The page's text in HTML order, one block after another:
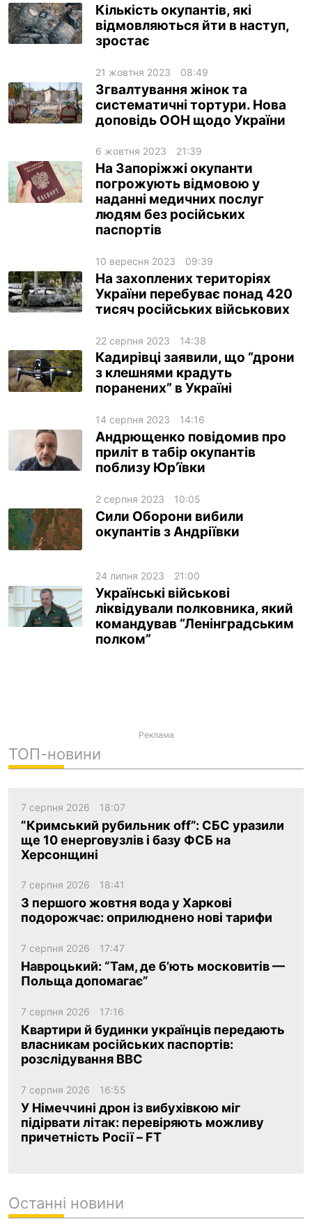
Кількість окупантів, які
відмовляються йти в наступ,
зростає
21 жовтня 2023 08:49
Згвалтування жінок та
систематичні тортури. Нова
доповідь ООН щодо України
6 жовтня 2023 21:39
На Запоріжжі окупанти
погрожують відмовою у
наданні медичних послуг
людям без російських
паспортів
10 вересня 2023 09:39
На захоплених територіях
України перебуває понад 420
тисяч російських військових
22 серпня 2023 14:38
Кадирівці заявили, що “дрони
з клешнями крадуть
поранених” в Україні
14 серпня 2023 14:16
Андрющенко повідомив про
приліт в табір окупантів
поблизу Юр’ївки
2 серпня 2023 10:05
Сили Оборони вибили
окупантів з Андріївки
24 липня 2023 21:00
Українські військові
ліквідували полковника, який
командував “Ленінградським
полком”
Реклама
ТОП-новини
7 серпня 2026 18:07
”Кримський рубильник off”: СБС уразили
ще 10 енерговузлів і базу ФСБ на
Херсонщині
7 серпня 2026 18:41
З першого жовтня вода у Харкові
подорожчає: оприлюднено нові тарифи
7 серпня 2026 17:47
Навроцький: “Там, де б’ють московитів —
Польща допомагає”
7 серпня 2026 17:16
Квартири й будинки українців передають
власникам російських паспортів:
розслідування BBC
7 серпня 2026 16:55
У Німеччині дрон із вибухівкою міг
підірвати літак: перевіряють можливу
причетність Росії – FT
Останні новини